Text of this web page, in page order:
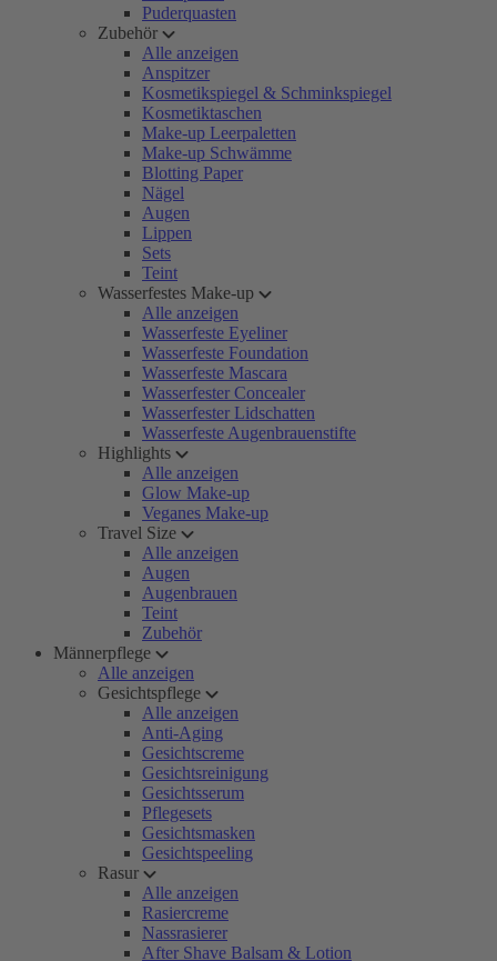
Puderquasten
Zubehör
Alle anzeigen
Anspitzer
Kosmetikspiegel & Schminkspiegel
Kosmetiktaschen
Make-up Leerpaletten
Make-up Schwämme
Blotting Paper
Nägel
Augen
Lippen
Sets
Teint
Wasserfestes Make-up
Alle anzeigen
Wasserfeste Eyeliner
Wasserfeste Foundation
Wasserfeste Mascara
Wasserfester Concealer
Wasserfester Lidschatten
Wasserfeste Augenbrauenstifte
Highlights
Alle anzeigen
Glow Make-up
Veganes Make-up
Travel Size
Alle anzeigen
Augen
Augenbrauen
Teint
Zubehör
Männerpflege
Alle anzeigen
Gesichtspflege
Alle anzeigen
Anti-Aging
Gesichtscreme
Gesichtsreinigung
Gesichtsserum
Pflegesets
Gesichtsmasken
Gesichtspeeling
Rasur
Alle anzeigen
Rasiercreme
Nassrasierer
After Shave Balsam & Lotion